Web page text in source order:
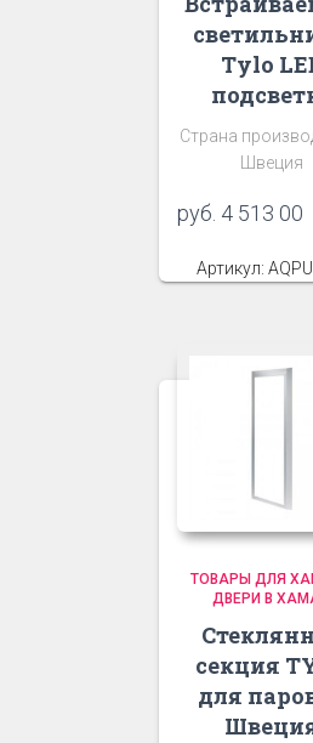
Tylo
Страна
Швеция
руб. 4 513 00
Артикул:
ТОВАРЫ ДЛЯ
ДВЕРИ В
секция
для